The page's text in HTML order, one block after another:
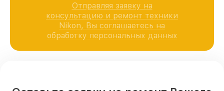
Отправляя заявку на
консультацию и ремонт техники
Nikon, Вы соглашаетесь на
обработку персональных данных